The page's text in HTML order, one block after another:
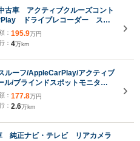
古車 アクティブクルーズコント
ドライブレコーダー ステ
ト レーンポジショニングアシス
トモニター ワイヤレスチャー
： 195.9万円
： 4万km
ルーフ/AppleCarPlay/アクティブ
ル/ブラインドスポットモニター/
ンキープ/バックカメラ/デジタル
ト/クリアランスソナー/ETC車載
： 177.8万円
： 2.6万km
純正ナビ・テレビ リアカメラ